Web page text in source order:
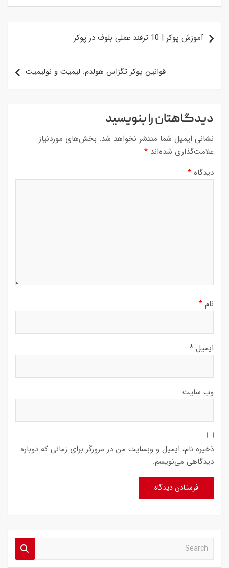
راهبری
نوشته
آموزش پوکر | 10 ترفند عملی بلوف در پوکر
قوانین پوکر تگزاس هولدم: لیمیت و نولیمیت
دیدگاهتان را بنویسید
نشانی ایمیل شما منتشر نخواهد شد. بخش‌های موردنیاز
علامت‌گذاری شده‌اند *
دیدگاه *
نام *
ایمیل *
وب‌ سایت
ذخیره نام، ایمیل و وبسایت من در مرورگر برای زمانی که دوباره
دیدگاهی می‌نویسم.